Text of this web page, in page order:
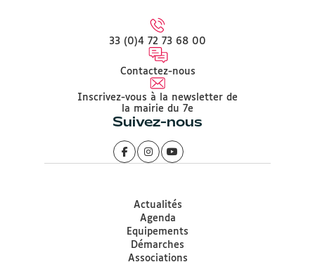
33 (0)4 72 73 68 00
Contactez-nous
Inscrivez-vous à la newsletter de
la mairie du 7e
Suivez-nous
Actualités
Agenda
Equipements
Démarches
Associations